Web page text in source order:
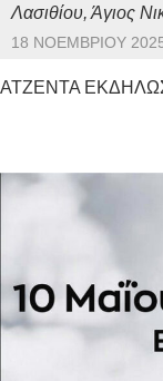
Λασιθίου, Άγιος
18 ΝΟΕΜΒΡΊΟΥ
ΑΤΖΕΝΤΑ